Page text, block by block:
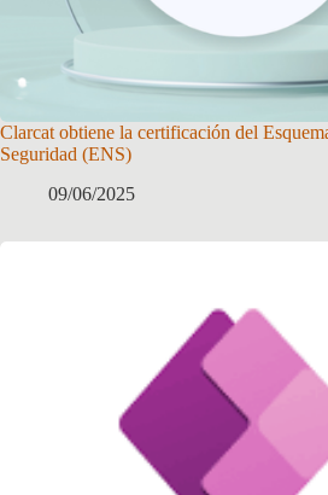
Clarcat obtiene la certificación del
Seguridad (ENS)
09/06/2025